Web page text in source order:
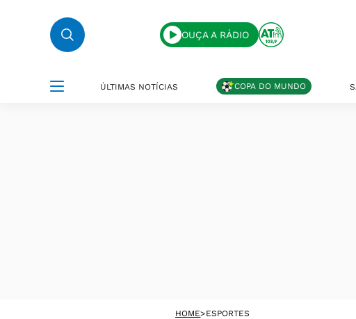
OUÇA A RÁDIO
ÚLTIMAS NOTÍCIAS COPA DO MUNDO
HOME>ESPORTES